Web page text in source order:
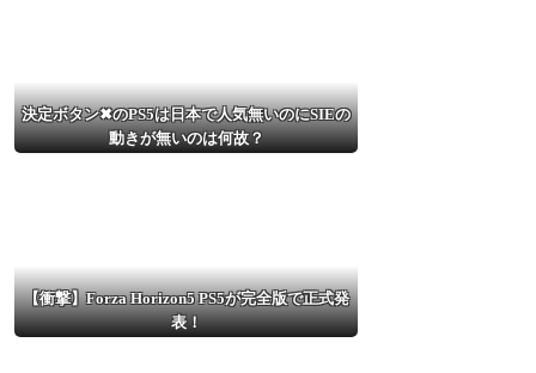
決定ボタン✖のPS5は日本で人気無いのにSIEの
動きが無いのは何故？
【衝撃】Forza Horizon5 PS5が完全版で正式発
表！